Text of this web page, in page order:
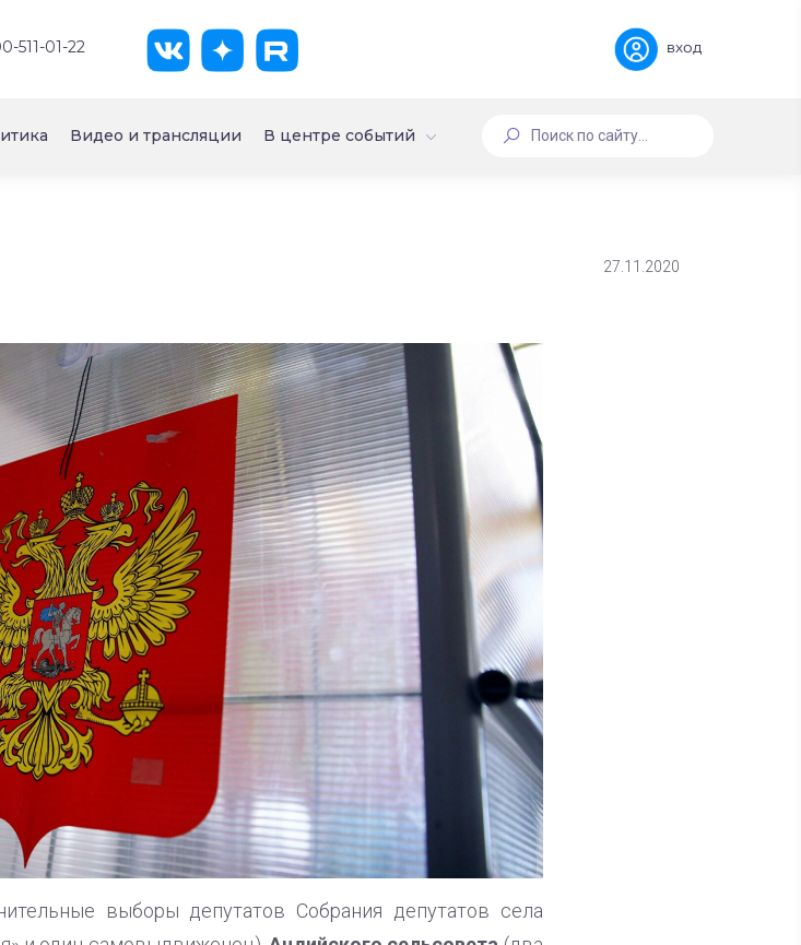
511-01-22 вход
Видео и трансляции В центре событий
27.11.2020
выборы депутатов Собрания депутатов села